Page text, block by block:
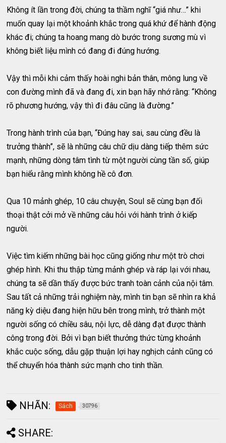
Không ít lần trong đời, chúng ta thầm nghĩ “giá như…” khi
muốn quay lại một khoảnh khắc trong quá khứ để hành động
khác đi; chúng ta hoang mang dò bước trong sương mù vì
không biết liệu mình có đang đi đúng hướng.
Vậy thì mỗi khi cảm thấy hoài nghi bản thân, mông lung về
con đường mình đã và đang đi, xin bạn hãy nhớ rằng: “Không
rõ phương hướng, vậy thì đi đâu cũng là đường.”
Trong hành trình của bạn, “Đúng hay sai, sau cùng đều là
trưởng thành”, sẽ là những câu chữ dịu dàng tiếp thêm sức
mạnh, những dòng tâm tình từ một người cùng tần số, giúp
bạn hiểu rằng mình không hề cô đơn.
Qua 10 mảnh ghép, 10 câu chuyện, Soul sẽ cùng bạn đối
thoại thật cởi mở về những câu hỏi với hành trình ở kiếp
người.
Việc tìm kiếm những bài học cũng giống như một trò chơi
ghép hình. Khi thu thập từng mảnh ghép và ráp lại với nhau,
chúng ta sẽ dần thấy được bức tranh toàn cảnh của nội tâm.
Sau tất cả những trải nghiệm này, mình tin bạn sẽ nhìn ra khả
năng kỳ diệu đang hiện hữu bên trong mình, trở thành một
người sống có chiều sâu, nội lực, dễ dàng đạt được thành
công trong đời. Bởi vì bạn biết thưởng thức từng khoảnh
khắc cuộc sống, dẫu gặp thuận lợi hay nghịch cảnh cũng có
thể chuyển hóa thành sức mạnh cho tinh thần.
NHÃN: Sách 30796
SHARE: